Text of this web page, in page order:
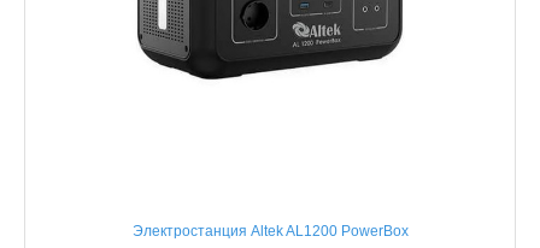
Электростанция Altek AL1200 PowerBox